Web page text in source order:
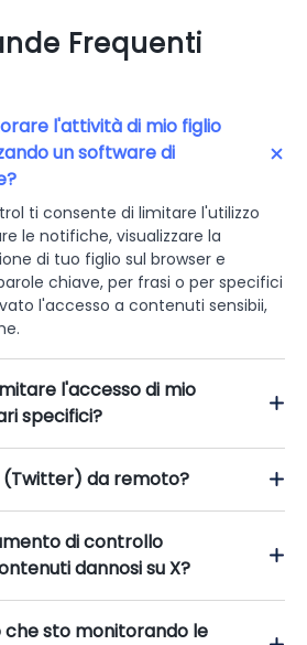
Frequenti
l'attività di mio figlio
un software di
ti consente di limitare l'utilizzo
le notifiche, visualizzare la
di tuo figlio sul browser e
chiave, per frasi o per specifici
l'accesso a contenuti sensibii,
l'accesso di mio
specifici?
(Twitter) da remoto?
di controllo
dannosi su X?
che sto monitorando le